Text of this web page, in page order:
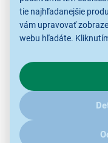
tie najhľadanejšie
vám upravovať
webu hľadáte.
o chovaní na webe
V prípade že vás
ďalšími údaji
vďaka čomu